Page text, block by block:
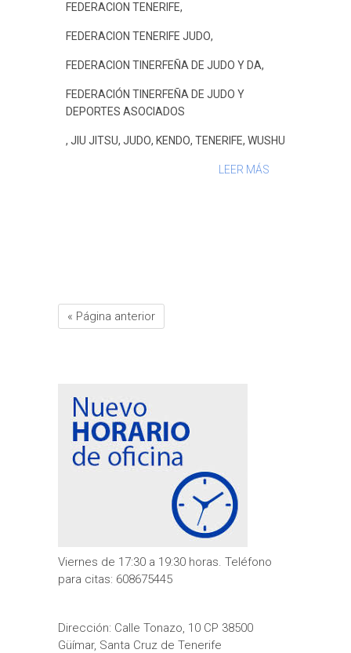
FEDERACION TENERIFE,
FEDERACION TENERIFE JUDO,
FEDERACION TINERFEÑA DE JUDO Y DA,
FEDERACIÓN TINERFEÑA DE JUDO Y
DEPORTES ASOCIADOS
, JIU JITSU, JUDO, KENDO, TENERIFE, WUSHU
LEER MÁS
« Página anterior
Viernes de 17:30 a 19:30 horas. Teléfono
para citas: 608675445
Dirección: Calle Tonazo, 10 CP 38500
Güímar, Santa Cruz de Tenerife